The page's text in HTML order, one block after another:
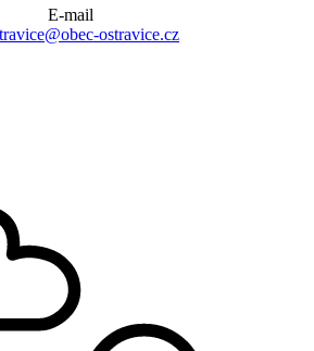
E-mail
ostravice.cz